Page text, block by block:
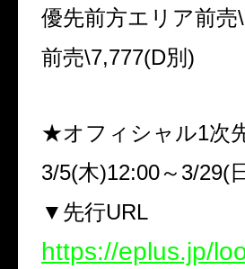
優先前方エリア前売
前売\7,777(D別 )
★オフィシャル1次
3/5(木)12:00～ 3/29(
▼ 先行URL
https://eplus.jp/